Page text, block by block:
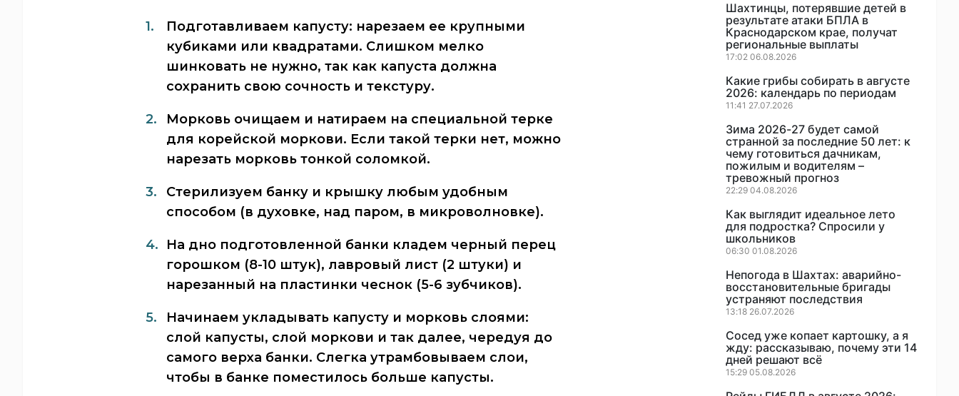
Подготавливаем капусту: нарезаем ее крупными
кубиками или квадратами. Слишком мелко
шинковать не нужно, так как капуста должна
сохранить свою сочность и текстуру.
Морковь очищаем и натираем на специальной терке
для корейской моркови. Если такой терки нет, можно
нарезать морковь тонкой соломкой.
Стерилизуем банку и крышку любым удобным
способом (в духовке, над паром, в микроволновке).
На дно подготовленной банки кладем черный перец
горошком (8-10 штук), лавровый лист (2 штуки) и
нарезанный на пластинки чеснок (5-6 зубчиков).
Начинаем укладывать капусту и морковь слоями:
слой капусты, слой моркови и так далее, чередуя до
самого верха банки. Слегка утрамбовываем слои,
чтобы в банке поместилось больше капусты.
Шахтинцы, потерявшие детей в
результате атаки БПЛА в
Краснодарском крае, получат
региональные выплаты
17:02 06.08.2026
Какие грибы собирать в августе
2026: календарь по периодам
11:41 27.07.2026
Зима 2026-27 будет самой
странной за последние 50 лет: к
чему готовиться дачникам,
пожилым и водителям –
тревожный прогноз
22:29 04.08.2026
Как выглядит идеальное лето
для подростка? Спросили у
школьников
06:30 01.08.2026
Непогода в Шахтах: аварийно-
восстановительные бригады
устраняют последствия
13:18 26.07.2026
Сосед уже копает картошку, а я
жду: рассказываю, почему эти 14
дней решают всё
15:29 05.08.2026